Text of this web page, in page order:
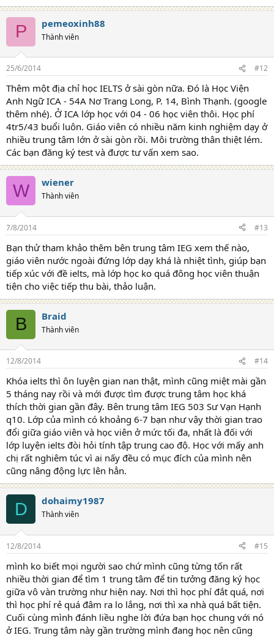
P pemeoxinh88
Thành viên
25/6/2014 #12
Thêm một địa chỉ học IELTS ở sài gòn nữa. Đó là Học Viện
Anh Ngữ ICA - 54A Nơ Trang Long, P. 14, Bình Thạnh. (google
thêm nhé). Ở ICA lớp học với 04 - 06 học viên thôi. Học phí
4tr5/43 buổi luôn. Giáo viên có nhiều năm kinh nghiệm dạy ở
nhiều trung tâm lớn ở sài gòn rồi. Môi trường thân thiệt lém.
Các bạn đăng ký test và được tư vấn xem sao.
W wiener
Thành viên
7/8/2014 #13
Bạn thử tham khảo thêm bên trung tâm IEG xem thế nào,
giáo viên nước ngoài đứng lớp dạy khá là nhiệt tình, giúp bạn
tiếp xúc với đề ielts, mà lớp học ko quá đông học viên thuận
tiện cho việc tiếp thu bài, thảo luận.
B Braid
Thành viên
12/8/2014 #14
Khóa ielts thì ôn luyện gian nan thật, mình cũng miệt mài gần
5 tháng nay rồi và mới được tìm được trung tâm học khá
thích thời gian gần đây. Bên trung tâm IEG 503 Sư Vạn Hạnh
q10. Lớp của mình có khoảng 6-7 bạn như vậy thời gian trao
đổi giữa giáo viên và học viên ở mức tối đa, nhất là đối với
lớp luyện ielts đòi hỏi tính tập trung cao độ. Học với mấy anh
chị rất nghiêm túc vì ai nấy đều có mục đích của mình nên
cũng nâng động lực lên hẳn.
D dohaimy1987
Thành viên
12/8/2014 #15
mình ko biết mọi người sao chứ mình cũng từng tốn rất
nhiều thời gian để tìm 1 trung tâm để tin tưởng đăng ký học
giữa vô vàn trường như hiện nay. Nơi thì học phí đắt quá, nơi
thì học phí rẻ quá đâm ra lo lắng, nơi thì xa nhà quá bất tiện.
Cuối cùng mình đánh liều nghe lời đứa bạn học chung với nó
ở IEG. Trung tâm này gần trường mình đang học nên cũng